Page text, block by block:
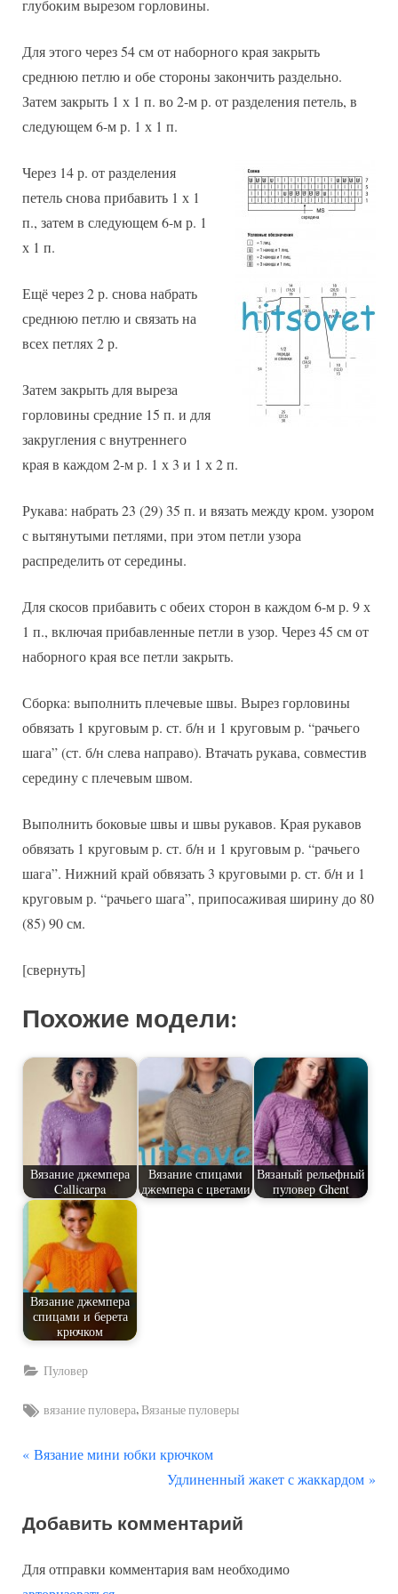
глубоким вырезом горловины.
Для этого через 54 см от наборного края закрыть
среднюю петлю и обе стороны закончить раздельно.
Затем закрыть 1 х 1 п. во 2-м р. от разделения петель, в
следующем 6-м р. 1 х 1 п.
Через 14 р. от разделения
петель снова прибавить 1 х 1
п., затем в следующем 6-м р. 1
х 1 п.
Ещё через 2 р. снова набрать
среднюю петлю и связать на
всех петлях 2 р.
Затем закрыть для выреза
горловины средние 15 п. и для
закругления с внутреннего
края в каждом 2-м р. 1 х 3 и 1 х 2 п.
Рукава: набрать 23 (29) 35 п. и вязать между кром. узором
с вытянутыми петлями, при этом петли узора
распределить от середины.
Для скосов прибавить с обеих сторон в каждом 6-м р. 9 х
1 п., включая прибавленные петли в узор. Через 45 см от
наборного края все петли закрыть.
Сборка: выполнить плечевые швы. Вырез горловины
обвязать 1 круговым р. ст. б/н и 1 круговым р. “рачьего
шага” (ст. б/н слева направо). Втачать рукава, совместив
середину с плечевым швом.
Выполнить боковые швы и швы рукавов. Края рукавов
обвязать 1 круговым р. ст. б/н и 1 круговым р. “рачьего
шага”. Нижний край обвязать 3 круговыми р. ст. б/н и 1
круговым р. “рачьего шага”, припосаживая ширину до 80
(85) 90 см.
[свернуть]
Похожие модели:
Вязание джемпера
Callicarpa
Вязание спицами
джемпера с цветами
Вязаный рельефный
пуловер Ghent
Вязание джемпера
спицами и берета
крючком
Пуловер
Tags:
вязание пуловера,Вязаные пуловеры
Навигация
записям
П
д
д
Вязание мини юбки крючком
С
е
у
Удлиненный жакет с жаккардом
Добавить комментарий
Для отправки комментария вам необходимо